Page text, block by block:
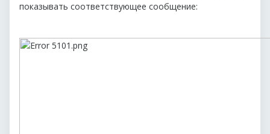
показывать соответствующее сообщение: